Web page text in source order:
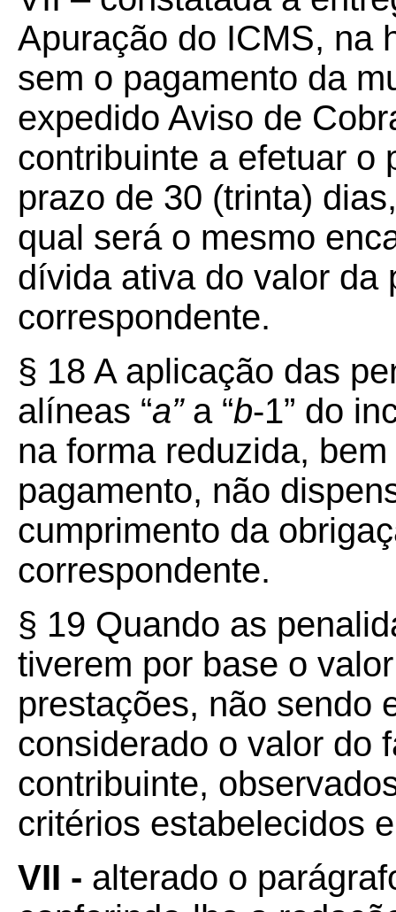
Apuração do ICMS, na
sem o pagamento da
expedido Aviso de
contribuinte a efetuar o
prazo de 30 (trinta)
qual será o mesmo
dívida ativa do valor da
correspondente.
§ 18 A aplicação das
alíneas “a”a “b-1” do
na forma reduzida,
pagamento, não
cumprimento da
correspondente.
§ 19 Quando as
tiverem por base o
prestações, não sendo
considerado o valor do
contribuinte,
critérios estabelecidos
VII - alterado o